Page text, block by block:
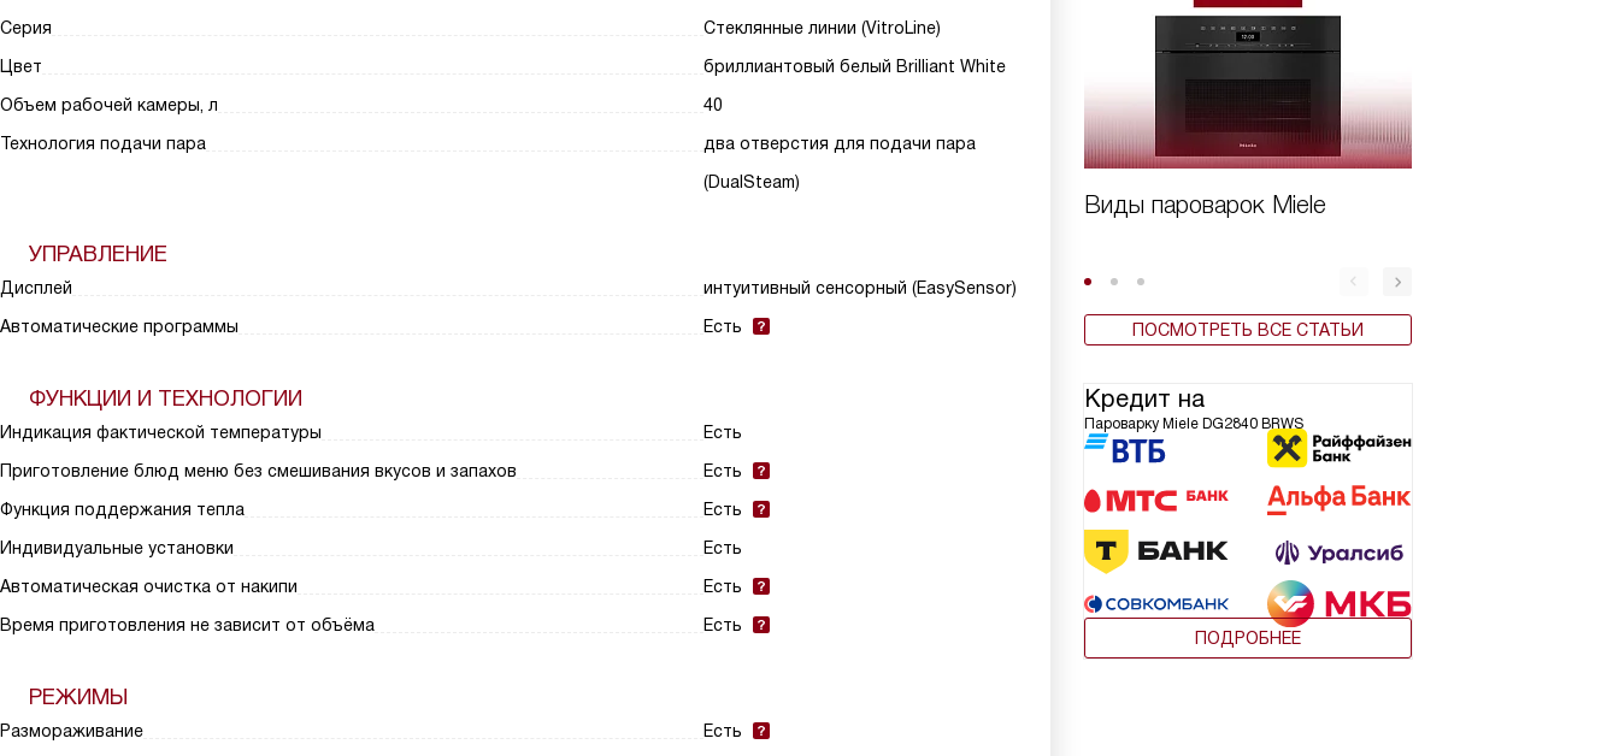
Виды пароварок Miele
ПОСМОТРЕТЬ ВСЕ СТАТЬИ
Кредит на
Пароварку Miele DG2840 BRWS
ПОДРОБНЕЕ
Серия
Стеклянные линии (VitroLine)
Цвет
бриллиантовый белый Brilliant White
Объем рабочей камеры, л
40
Технология подачи пара
два отверстия для подачи пара
(DualSteam)
УПРАВЛЕНИЕ
Дисплей
интуитивный сенсорный (EasySensor)
Автоматические программы
Есть
ФУНКЦИИ И ТЕХНОЛОГИИ
Индикация фактической температуры
Есть
Приготовление блюд меню без смешивания вкусов и запахов
Есть
Функция поддержания тепла
Есть
Индивидуальные установки
Есть
Автоматическая очистка от накипи
Есть
Время приготовления не зависит от объёма
Есть
РЕЖИМЫ
Размораживание
Есть